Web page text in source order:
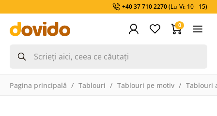
+40 37 710 2270(Lu-Vi: 10 - 15)
0
Pagina principală Tablouri Tablouri pe motiv Tablouri